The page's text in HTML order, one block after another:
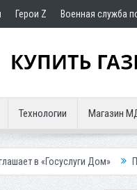
Герои Z Военная служба
Технологии Магазин
Дом» Приставы